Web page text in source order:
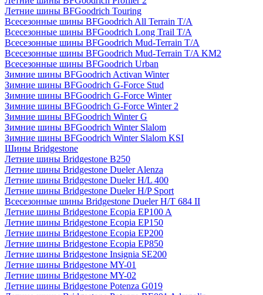
Летние шины BFGoodrich Touring
Всесезонные шины BFGoodrich All Terrain T/A
Всесезонные шины BFGoodrich Long Trail T/A
Всесезонные шины BFGoodrich Mud-Terrain T/A
Всесезонные шины BFGoodrich Mud-Terrain T/A KM2
Всесезонные шины BFGoodrich Urban
Зимние шины BFGoodrich Activan Winter
Зимние шины BFGoodrich G-Force Stud
Зимние шины BFGoodrich G-Force Winter
Зимние шины BFGoodrich G-Force Winter 2
Зимние шины BFGoodrich Winter G
Зимние шины BFGoodrich Winter Slalom
Зимние шины BFGoodrich Winter Slalom KSI
Шины Bridgestone
Летние шины Bridgestone B250
Летние шины Bridgestone Dueler Alenza
Летние шины Bridgestone Dueler H/L 400
Летние шины Bridgestone Dueler H/P Sport
Всесезонные шины Bridgestone Dueler H/T 684 II
Летние шины Bridgestone Ecopia EP100 A
Летние шины Bridgestone Ecopia EP150
Летние шины Bridgestone Ecopia EP200
Летние шины Bridgestone Ecopia EP850
Летние шины Bridgestone Insignia SE200
Летние шины Bridgestone MY-01
Летние шины Bridgestone MY-02
Летние шины Bridgestone Potenza G019